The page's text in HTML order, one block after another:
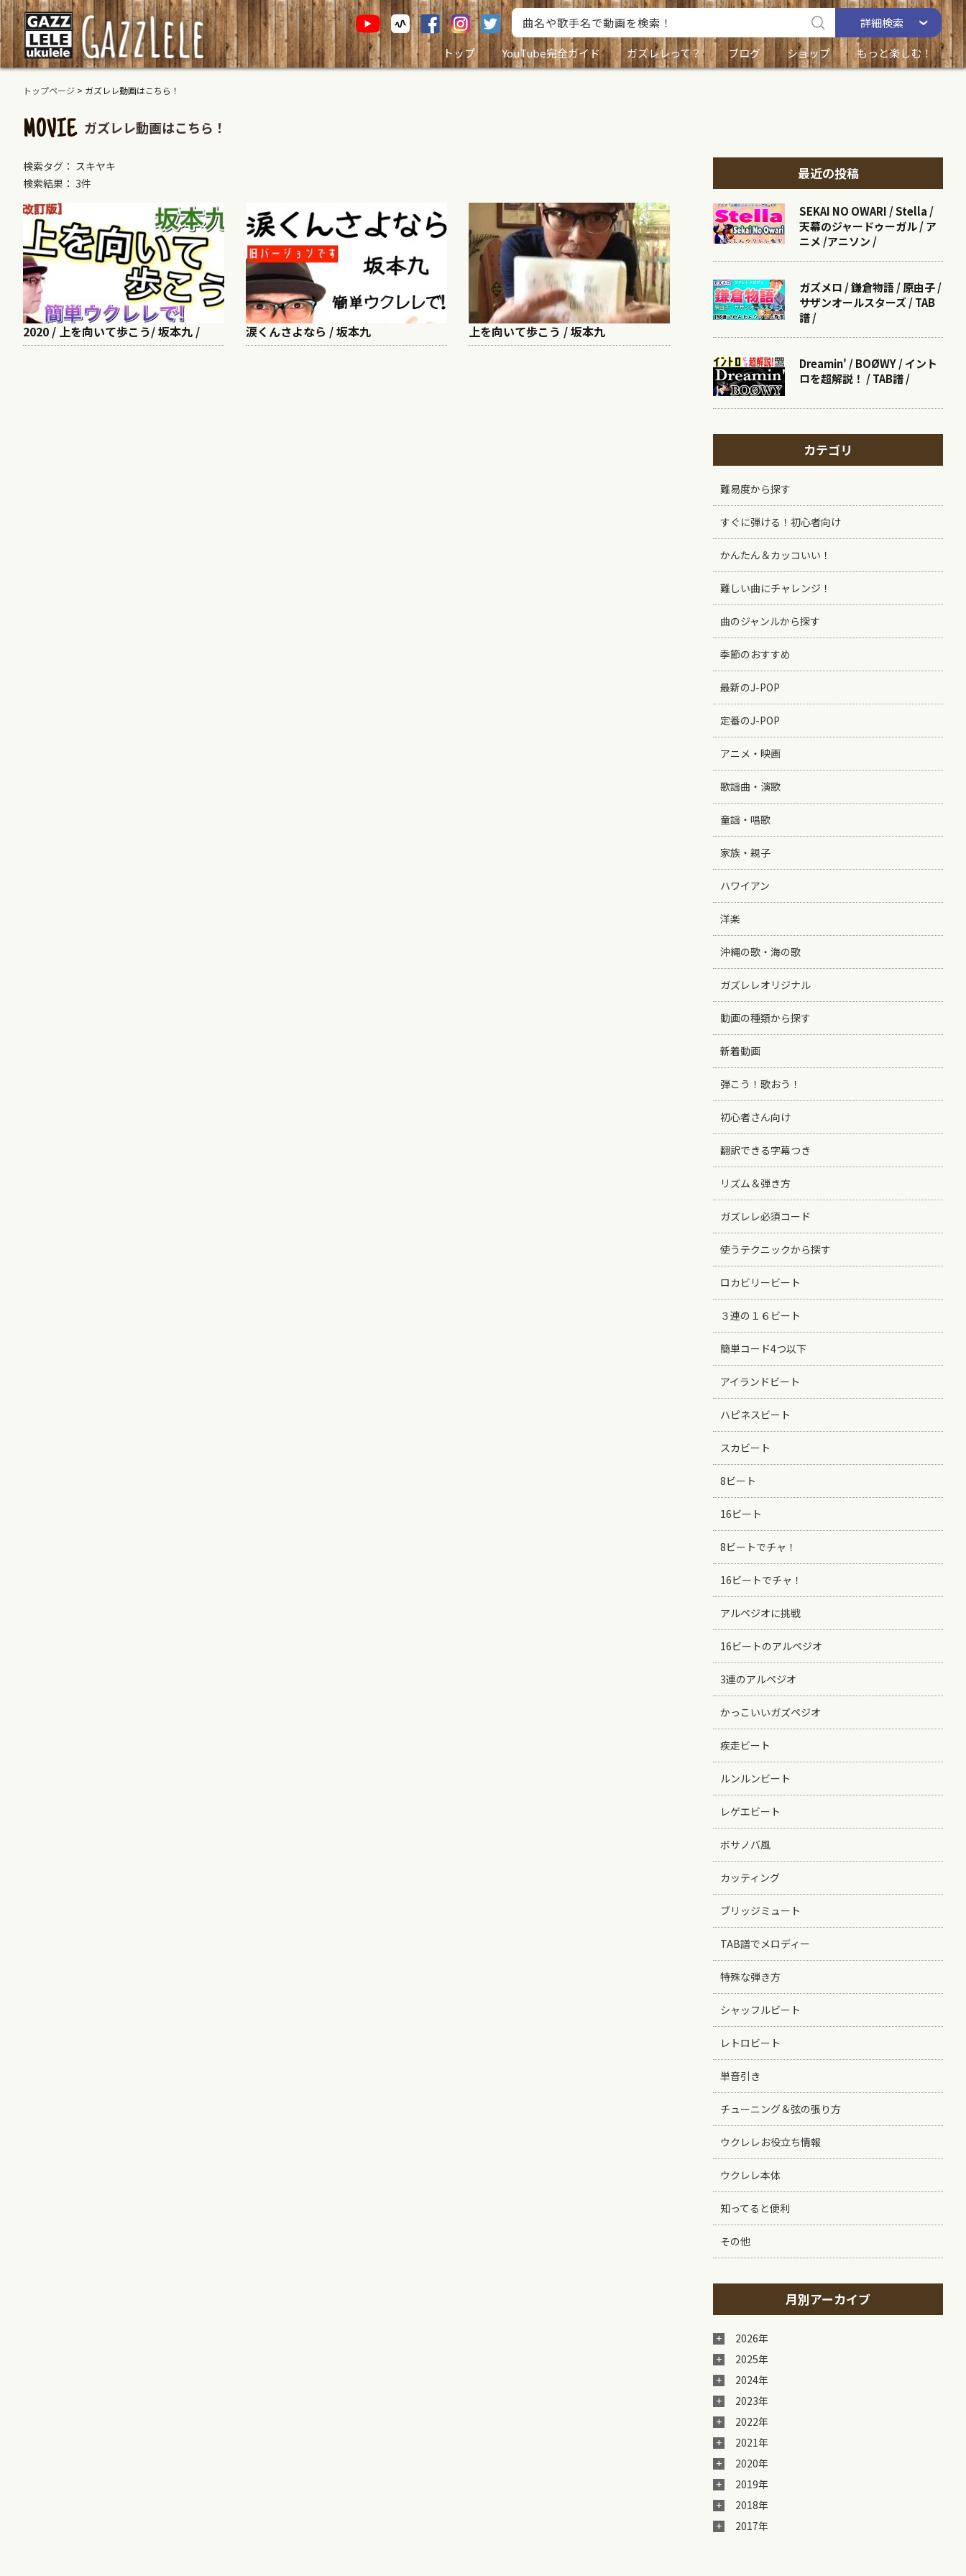
詳細検索
トップ
YouTube完全ガイド ガズレレって？ ブログ ショップ もっと楽しむ！
トップページ > ガズレレ動画はこちら！
MOVIE ガズレレ動画はこちら！
検索タグ： スキヤキ
検索結果： 3件
2020 / 上を向いて歩こう/ 坂本九 / 涙くんさよなら / 坂本九 上を向いて歩こう / 坂本九
最近の投稿
SEKAI NO OWARI / Stella /
天幕のジャードゥーガル / ア
ニメ /アニソン /
ガズメロ / 鎌倉物語 / 原由子 /
サザンオールスターズ / TAB
譜 /
Dreamin' / BOØWY / イント
ロを超解説！ / TAB譜 /
カテゴリ
難易度から探す
すぐに弾ける！初心者向け
かんたん＆カッコいい！
難しい曲にチャレンジ！
曲のジャンルから探す
季節のおすすめ
最新のJ-POP
定番のJ-POP
アニメ・映画
歌謡曲・演歌
童謡・唱歌
家族・親子
ハワイアン
洋楽
沖縄の歌・海の歌
ガズレレオリジナル
動画の種類から探す
新着動画
弾こう！歌おう！
初心者さん向け
翻訳できる字幕つき
リズム＆弾き方
ガズレレ必須コード
使うテクニックから探す
ロカビリービート
３連の１６ビート
簡単コード4つ以下
アイランドビート
ハピネスビート
スカビート
8ビート
16ビート
8ビートでチャ！
16ビートでチャ！
アルペジオに挑戦
16ビートのアルペジオ
3連のアルペジオ
かっこいいガズペジオ
疾走ビート
ルンルンビート
レゲエビート
ボサノバ風
カッティング
ブリッジミュート
TAB譜でメロディー
特殊な弾き方
シャッフルビート
レトロビート
単音引き
チューニング＆弦の張り方
ウクレレお役立ち情報
ウクレレ本体
知ってると便利
その他
月別アーカイブ
2026年
2025年
2024年
2023年
2022年
2021年
2020年
2019年
2018年
2017年